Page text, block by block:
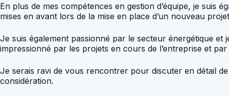
En plus de mes compétences en gestion d’équipe, je suis
mises en avant lors de la mise en place d’un nouveau
Je suis également passionné par le secteur énergétique
impressionné par les projets en cours de l’entreprise et
Je serais ravi de vous rencontrer pour discuter en détail
considération.